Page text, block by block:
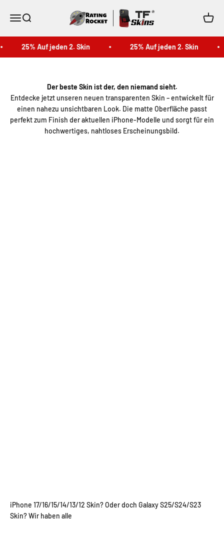
MenüSuche TF Skins
25% Auf jeden 2. Skin 25% Auf jeden 2. Skin
Der beste Skin ist der, den niemand sieht.
Entdecke jetzt unseren neuen transparenten Skin – entwickelt für
einen nahezu unsichtbaren Look. Die matte Oberfläche passt
perfekt zum Finish der aktuellen iPhone-Modelle und sorgt für ein
hochwertiges, nahtloses Erscheinungsbild.
iPhone 17/16/15/14/13/12 Skin? Oder doch Galaxy S25/S24/S23
Skin? Wir haben alle